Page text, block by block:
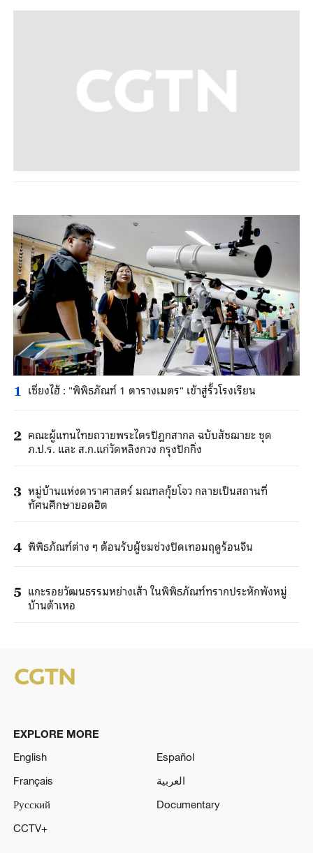
1 เซี่ยงไฮ้ : "พิพิธภัณฑ์ 1 ตารางเมตร" เข้าสู่รั้วโรงเรียน
2 คณะผู้แทนไทยถวายพระไตรปิฎกสากล ฉบับสัชฌายะ ชุด
ภ.ป.ร. และ ส.ก.แก่วัดหลิงกวง กรุงปักกิ่ง
3 หมู่บ้านแห่งดาราศาสตร์ มณฑลกุ้ยโจว กลายเป็นสถานที่
ทัศนศึกษายอดฮิต
4 พิพิธภัณฑ์ต่าง ๆ ต้อนรับผู้ชมช่วงปิดเทอมฤดูร้อนจีน
5 แกะรอยวัฒนธรรมหย่างเส้า ในพิพิธภัณฑ์ทรากประหักพังหมู่
บ้านต้าเหอ
EXPLORE MORE
English
Español
Français
العربية
Русский
Documentary
CCTV+